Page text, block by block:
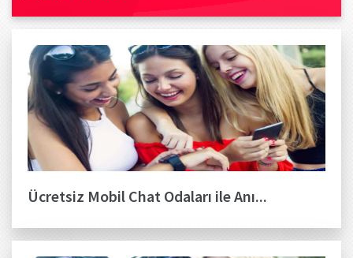
Ücretsiz Mobil Chat Odaları ile Anı...